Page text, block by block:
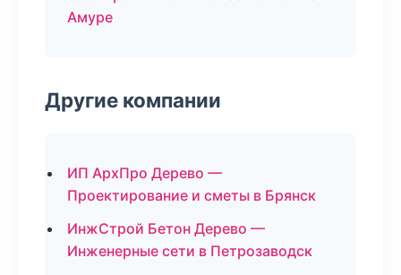
Амуре
Другие компании
ИП АрхПро Дерево —
Проектирование и сметы в Брянск
ИнжСтрой Бетон Дерево —
Инженерные сети в Петрозаводск